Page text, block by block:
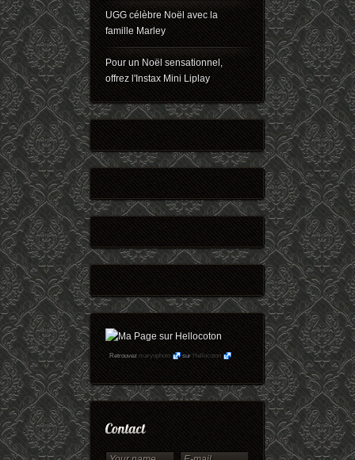
UGG célèbre Noël avec la
famille Marley
Pour un Noël sensationnel,
offrez l'Instax Mini Liplay
Retrouvezmaryophoto surHellocoton